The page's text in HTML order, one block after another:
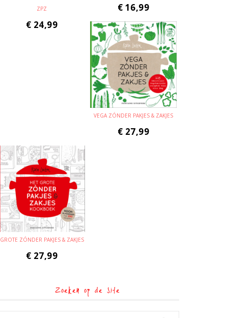
ZPZ
€ 24,99
€ 16,99
VEGA ZÓNDER PAKJES & ZAKJES
€ 27,99
GROTE ZÓNDER PAKJES & ZAKJES
€ 27,99
Zoeken op de site